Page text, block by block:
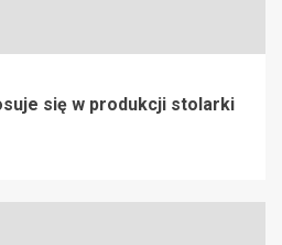
się w produkcji stolarki